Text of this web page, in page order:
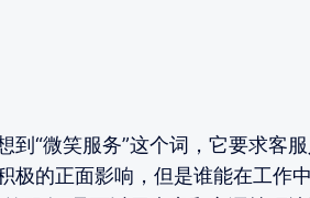
到“微笑服务”这个词，它要求客
极的正面影响，但是谁能在工作